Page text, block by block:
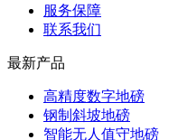
服务保障
联系我们
最新产品
高精度数字地磅
钢制斜坡地磅
智能无人值守地磅